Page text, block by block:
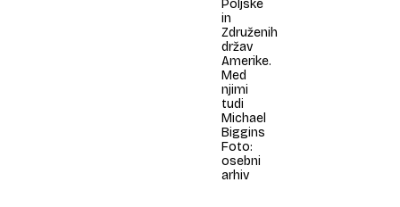
Poljske
in
Združenih
držav
Amerike.
Med
njimi
tudi
Michael
Biggins
Foto:
osebni
arhiv